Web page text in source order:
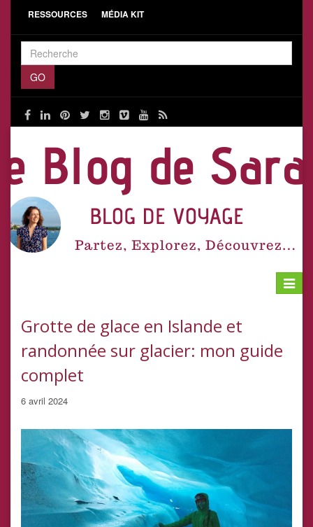
RESSOURCES MÉDIA KIT
Toggle
Grotte de glace en Islande et
randonnée sur glacier: mon guide
complet
6 avril 2024